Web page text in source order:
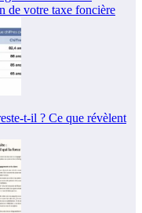
de votre taxe foncière
t-il ? Ce que révèlent